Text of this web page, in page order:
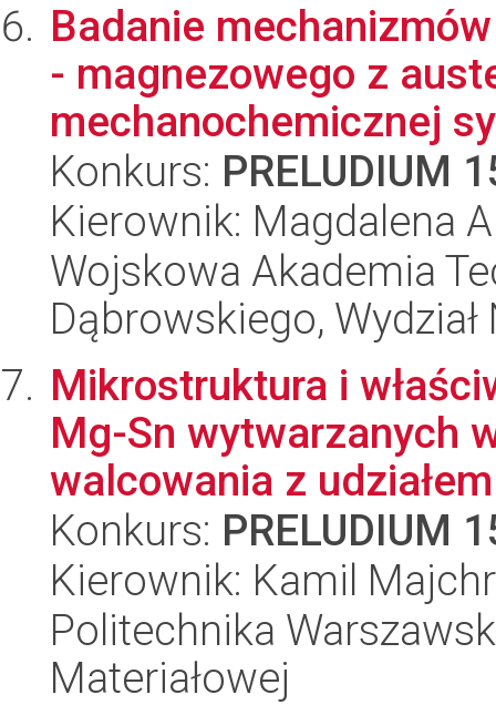
Badanie
- magnezowego z
mechanochemicznej
Konkurs: PRELUDIUM
Kierownik: Magdalena
Wojskowa Akademia
Dąbrowskiego,
Mikrostruktura i
Mg-Sn wytwarzanych
walcowania z
Konkurs: PRELUDIUM
Kierownik: Kamil
Politechnika
Materiałowej